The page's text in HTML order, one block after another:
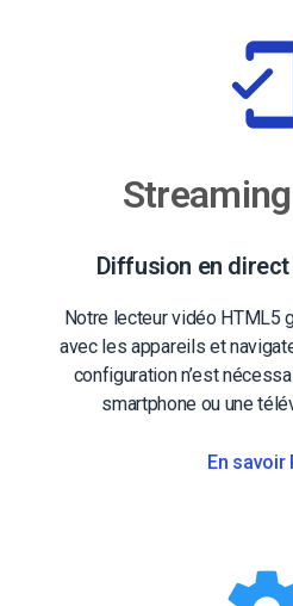
Diffusion en
Notre lecteur vidéo HTML5
avec les appareils et
configuration n’est
smartphone ou une
En savoir